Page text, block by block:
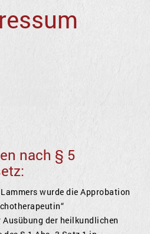
nach § 5
wurde die Approbation
der heilkundlichen